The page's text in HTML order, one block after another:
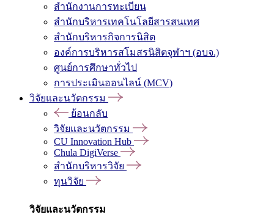
สำนักงานการทะเบียน
สำนักบริหารเทคโนโลยีสารสนเทศ
สำนักบริหารกิจการนิสิต
องค์การบริหารสโมสรนิสิตจุฬาฯ (อบจ.)
ศูนย์การศึกษาทั่วไป
การประเมินออนไลน์ (MCV)
วิจัยและนวัตกรรม
ย้อนกลับ
วิจัยและนวัตกรรม
CU Innovation Hub
Chula DigiVerse
สำนักบริหารวิจัย
ทุนวิจัย
วิจัยและนวัตกรรม